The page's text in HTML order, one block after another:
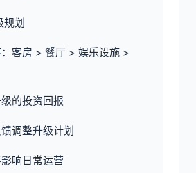
规划
客房 > 餐厅 > 娱乐设施 >
的投资回报
调整升级计划
响日常运营